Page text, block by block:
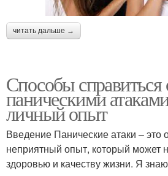
читать дальше →
Способы справиться
паническими
личный опыт
Введение Панические атаки – это
неприятный опыт, который может
здоровью и качеству жизни. Я